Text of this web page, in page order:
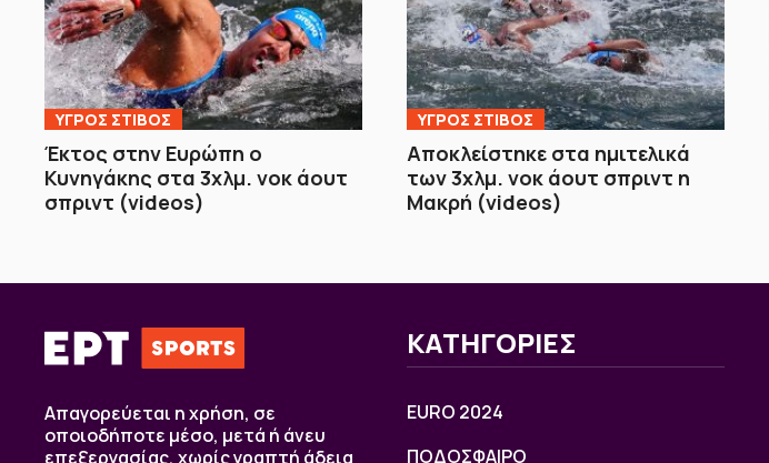
ΥΓΡΟΣ ΣΤΙΒΟΣ
Έκτος στην Ευρώπη ο
Κυνηγάκης στα 3χλμ. νοκ άουτ
σπριντ (videos)
ΥΓΡΟΣ ΣΤΙΒΟΣ
Αποκλείστηκε στα ημιτελικά
των 3χλμ. νοκ άουτ σπριντ η
Μακρή (videos)
Απαγορεύεται η χρήση, σε
οποιοδήποτε μέσο, μετά ή άνευ
επεξεργασίας, χωρίς γραπτή άδεια
ΚΑΤΗΓΟΡΙΕΣ
EURO 2024
ΠΟΔΟΣΦΑΙΡΟ